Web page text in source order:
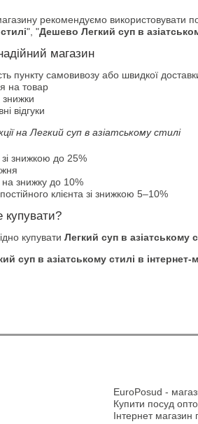
рекомендуємо використовувати
", "Дешево Легкий суп в
магазин
пункту самовивозу або швидкої
на товар
знижки
відгуки
на Легкий суп в азіатському стилі
знижкою до 25%
знижку до 10%
клієнта зі знижкою 5–10%
купувати?
купувати Легкий суп в азіатському
суп в азіатському стилі в
EuroPosud -
Купити посуд
Інтернет